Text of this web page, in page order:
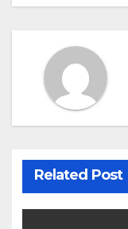
稿
ナ
ビ
ゲ
シ
ョ
Related Post